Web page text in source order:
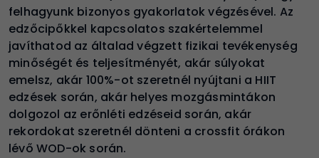
felhagyunk bizonyos gyakorlatok végzésével. Az
edzőcipőkkel kapcsolatos szakértelemmel
javíthatod az általad végzett fizikai tevékenység
minőségét és teljesítményét, akár súlyokat
emelsz, akár 100%-ot szeretnél nyújtani a HIIT
edzések során, akár helyes mozgásmintákon
dolgozol az erőnléti edzéseid során, akár
rekordokat szeretnél dönteni a crossfit órákon
lévő WOD-ok során.